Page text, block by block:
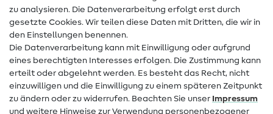
Infos zum Betreiberwechsel
Widerrufsrecht
Beliebt
zu analysieren. Die Datenverarbeitung erfolgt erst durch
gesetzte Cookies. Wir teilen diese Daten mit Dritten, die wir in
den Einstellungen benennen.
Die Datenverarbeitung kann mit Einwilligung oder aufgrund
eines berechtigten Interesses erfolgen. Die Zustimmung kann
erteilt oder abgelehnt werden. Es besteht das Recht, nicht
einzuwilligen und die Einwilligung zu einem späteren Zeitpunkt
zu ändern oder zu widerrufen. Beachten Sie unser Impressum
und weitere Hinweise zur Verwendung personenbezogener